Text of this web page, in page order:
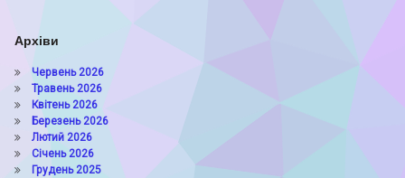
Архіви
Червень 2026
Травень 2026
Квітень 2026
Березень 2026
Лютий 2026
Січень 2026
Грудень 2025